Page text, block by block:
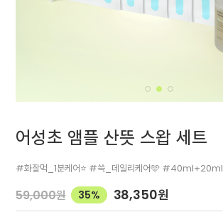
어성초 앰플 산뜻 스왑 세트
#화잘먹_1분케어⭐ #쓱_데일리케어🩵 #40ml+20ml
59,000원 35% 38,350원